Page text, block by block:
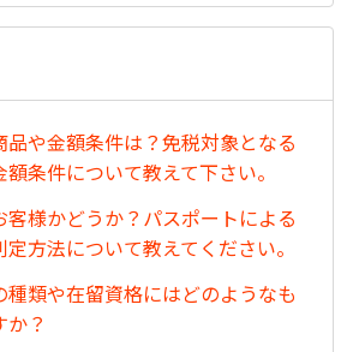
品や金額条件は？免税対象となる
条件について教えて下さい。
客様かどうか？パスポートによる
方法について教えてください。
種類や在留資格にはどのようなも
？